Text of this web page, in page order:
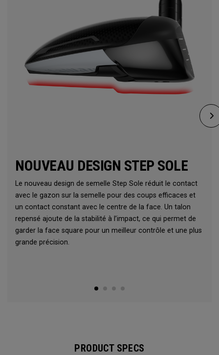
NOUVEAU DESIGN STEP SOLE
Le nouveau design de semelle Step Sole réduit le contact
avec le gazon sur la semelle pour des coups efficaces et
un contact constant avec le centre de la face. Un talon
repensé ajoute de la stabilité à l’impact, ce qui permet de
garder la face square pour un meilleur contrôle et une plus
grande précision.
PRODUCT SPECS